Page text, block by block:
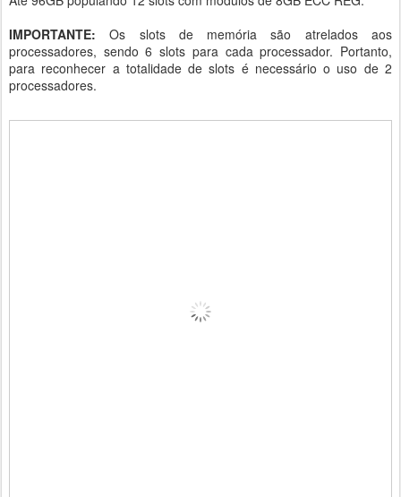
IMPORTANTE: Os slots de memória são atrelados aos
processadores, sendo 6 slots para cada processador. Portanto,
para reconhecer a totalidade de slots é necessário o uso de 2
processadores.